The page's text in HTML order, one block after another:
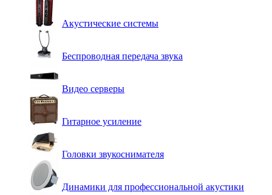
Акустические системы
Беспроводная передача звука
Видео серверы
Гитарное усиление
Головки звукоснимателя
Динамики для профессиональной акустики